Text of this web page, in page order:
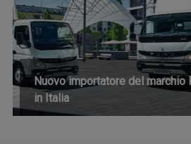
Nuovo importatore del marchio
in Italia